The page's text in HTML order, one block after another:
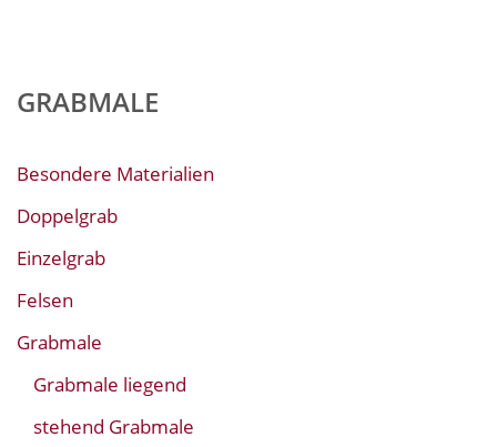
GRABMALE
Besondere Materialien
Doppelgrab
Einzelgrab
Felsen
Grabmale
Grabmale liegend
stehend Grabmale